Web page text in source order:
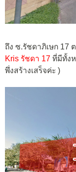
ถึง ซ.รัชดาภิเษก 17
Kris รัชดา 17 ที่มีทั้ง
พึ่งสร้างเสร็จค่ะ )